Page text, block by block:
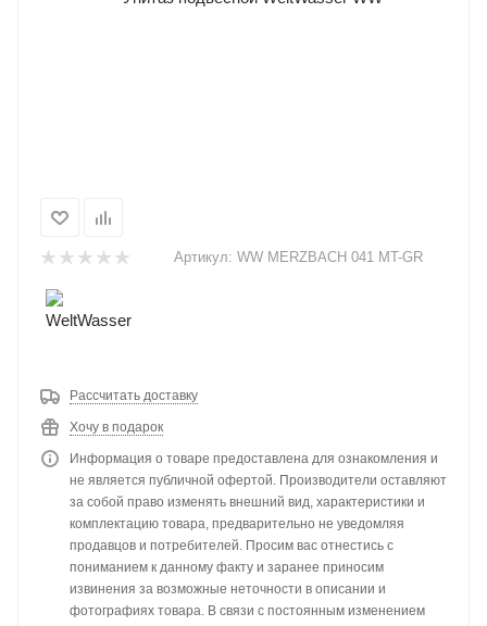
Артикул: WW MERZBACH 041 MT-GR
Рассчитать доставку
Хочу в подарок
Информация о товаре предоставлена для ознакомления и
не является публичной офертой. Производители оставляют
за собой право изменять внешний вид, характеристики и
комплектацию товара, предварительно не уведомляя
продавцов и потребителей. Просим вас отнестись с
пониманием к данному факту и заранее приносим
извинения за возможные неточности в описании и
фотографиях товара. В связи с постоянным изменением